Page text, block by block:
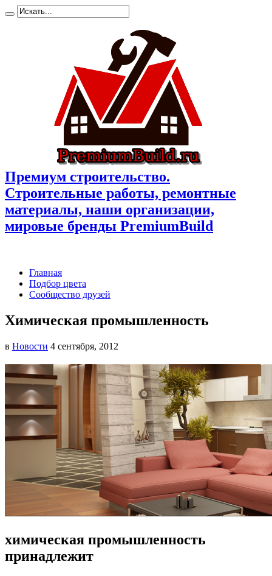
Премиум cтроительство.
Cтроительные работы, ремонтные
материалы, наши организации,
мировые бренды PremiumBuild
Главная
Подбор цвета
Сообщество друзей
Химическая промышленность
в Новости 4 сентября, 2012
химическая промышленность
принадлежит